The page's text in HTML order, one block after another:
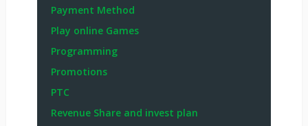
Payment Method
Play online Games
Programming
Promotions
PTC
Revenue Share and invest plan